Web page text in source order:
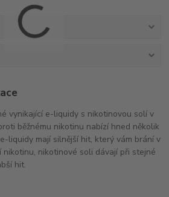
vynikající e-liquidy s nikotinovou solí v
běžnému nikotinu nabízí hned několik
liquidy mají silnější hit, který vám brání v
nikotinu, nikotinové soli dávají při stejné
hit.